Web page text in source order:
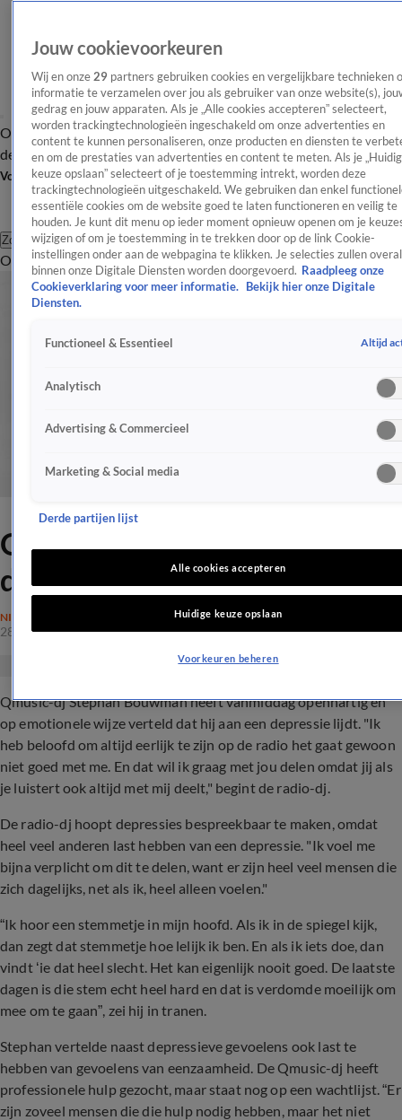
OverzichtAfleveringen Entertainment TV Algemeen
Tip
de redactieNieuwsbrief
Volg Shownieuws
Zoeken
OverzichtEntertainmentSpraakmakendRealityCrimeVideo's
Qmusic-dj in tranen: “Ik ben
depressief”
NIEUWS
28 feb 2018, 18:08
Qmusic-dj Stephan Bouwman heeft vanmiddag openhartig en
op emotionele wijze verteld dat hij aan een depressie lijdt. "Ik
heb beloofd om altijd eerlijk te zijn op de radio het gaat gewoon
niet goed met me. En dat wil ik graag met jou delen omdat jij als
je luistert ook altijd met mij deelt," begint de radio-dj.
De radio-dj hoopt depressies bespreekbaar te maken, omdat
heel veel anderen last hebben van een depressie. "Ik voel me
bijna verplicht om dit te delen, want er zijn heel veel mensen die
zich dagelijks, net als ik, heel alleen voelen."
“Ik hoor een stemmetje in mijn hoofd. Als ik in de spiegel kijk,
dan zegt dat stemmetje hoe lelijk ik ben. En als ik iets doe, dan
vindt ‘ie dat heel slecht. Het kan eigenlijk nooit goed. De laatste
dagen is die stem echt heel hard en dat is verdomde moeilijk om
mee om te gaan”, zei hij in tranen.
Stephan vertelde naast depressieve gevoelens ook last te
hebben van gevoelens van eenzaamheid. De Qmusic-dj heeft
professionele hulp gezocht, maar staat nog op een wachtlijst. “Er
zijn zoveel mensen die die hulp nodig hebben, maar het niet
Jouw cookievoorkeuren
Wij en onze 29 partners gebruiken cookies en vergelijkbare technieken
informatie te verzamelen over jou als gebruiker van onze website(s),
gedrag en jouw apparaten. Als je „Alle cookies accepteren” selecteert,
worden trackingtechnologieën ingeschakeld om onze advertenties en
content te kunnen personaliseren, onze producten en diensten te
en om de prestaties van advertenties en content te meten. Als je
keuze opslaan” selecteert of je toestemming intrekt, worden deze
trackingtechnologieën uitgeschakeld. We gebruiken dan enkel
essentiële cookies om de website goed te laten functioneren en veilig te
houden. Je kunt dit menu op ieder moment opnieuw openen om je
wijzigen of om je toestemming in te trekken door op de link Cookie-
instellingen onder aan de webpagina te klikken. Je selecties zullen overal
binnen onze Digitale Diensten worden doorgevoerd. Raadpleeg onze
Cookieverklaring voor meer informatie.
Bekijk hier onze Digitale
Diensten.
Functioneel & Essentieel Altijd
Analytisch
Advertising & Commercieel
Marketing & Social media
Derde partijen lijst
Alle cookies accepteren
Huidige keuze opslaan
Voorkeuren beheren